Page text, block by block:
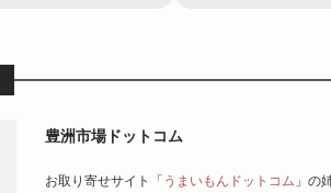
豊洲市場ドットコム
お取り寄せサイト「 うまいもんドットコム 」の